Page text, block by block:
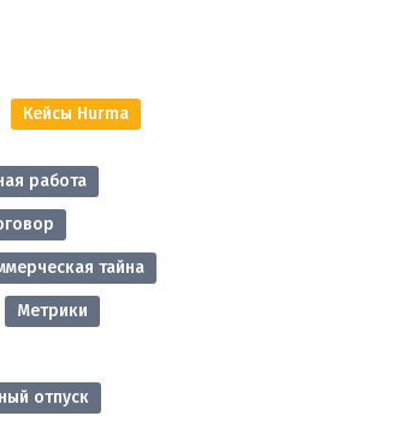
Кейсы Hurma
работа
тайна
Метрики
отпуск